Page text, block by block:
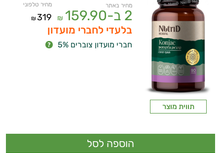
תווית מוצר
מחיר באתר
2 ב- 159.90
₪
מחיר טלפוני
319
₪
בלעדי לחברי מועדון
חברי מועדון צוברים 5%